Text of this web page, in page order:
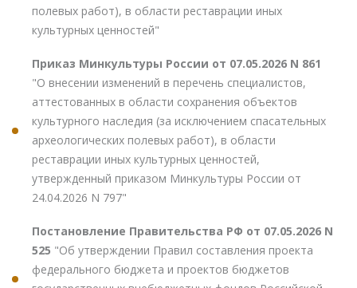
полевых работ), в области реставрации иных
культурных ценностей"
Приказ Минкультуры России от 07.05.2026 N 861
"О внесении изменений в перечень специалистов,
аттестованных в области сохранения объектов
культурного наследия (за исключением спасательных
археологических полевых работ), в области
реставрации иных культурных ценностей,
утвержденный приказом Минкультуры России от
24.04.2026 N 797"
Постановление Правительства РФ от 07.05.2026 N
525 "Об утверждении Правил составления проекта
федерального бюджета и проектов бюджетов